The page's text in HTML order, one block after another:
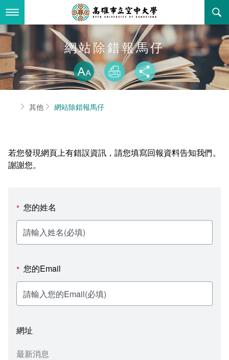
到
要
內最新消息
全部公告
教務公告
學系公告
活動研習
歷史訊息
新聞媒體專區
校園行事曆
報名系統
線上報名查詢
關於本校
空大簡介
立案證明
空大有利的學習條件
環境設備
本校位置
資訊圖像化專區
活動花絮
影音資訊
行政單位
行政單位簡介
校長室
教務處課務組
學習指導中心
輔導處
研發處
秘書處出納組
學術單位
通識教育中心
法律學系
大眾傳播學系
外國語文學系
文化藝術學系
健康管理與促進學系
其他好站
資訊相關法規
校務資訊
新生報名
在學資訊
校務系統
課程大綱
網路選課
校園行事曆
校內系統
資訊服務線上報修系統
消耗品申請
教室‧會議室預約系統
問卷調查
法令規章
政府公開資訊
網站除錯報馬仔
略過字型切
放大
列印 分享
首頁其他 網站除錯報馬仔
若您發現網頁上有錯誤資訊，請您填寫回報資料告知我們。
謝謝您。
* 您的姓名
* 您的Email
網址
最新消息